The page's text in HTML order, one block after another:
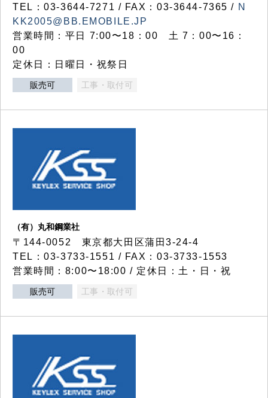
TEL：03‐3644‐7271 / FAX：03-3644-7365 / N
KK2005@BB.EMOBILE.JP
営業時間：平日 7:00〜18：00 土 7：00〜16：
00
定休日：日曜日・祝祭日
販売可 工事・取付可
（有）丸和鋼業社
〒144-0052 東京都大田区蒲田3-24-4
TEL：03-3733-1551 / FAX：03-3733-1553
営業時間：8:00〜18:00 / 定休日：土・日・祝
販売可 工事・取付可